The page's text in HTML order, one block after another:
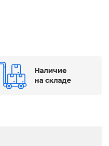
Наличие
на складе